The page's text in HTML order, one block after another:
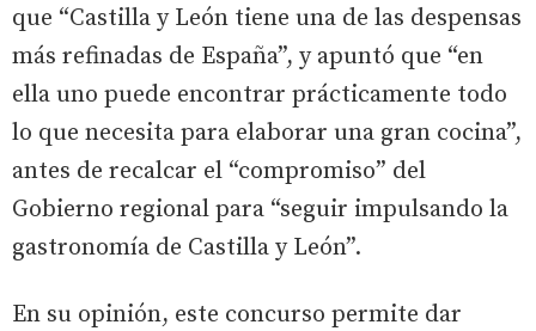
que “Castilla y León tiene una de las despensas
más refinadas de España”, y apuntó que “en
ella uno puede encontrar prácticamente todo
lo que necesita para elaborar una gran cocina”,
antes de recalcar el “compromiso” del
Gobierno regional para “seguir impulsando la
gastronomía de Castilla y León”.
En su opinión, este concurso permite dar